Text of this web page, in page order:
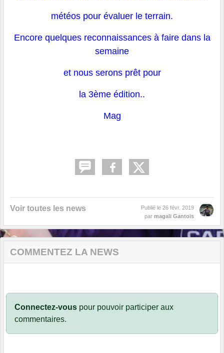
météos pour évaluer le terrain.
Encore quelques reconnaissances à faire dans la
semaine
et nous serons prêt pour
la 3ème édition..
Mag
Voir toutes les news Publié le 26 févr. 2019
par magali Gantois
COMMENTEZ LA NEWS
Connectez-vous pour pouvoir participer aux
commentaires.